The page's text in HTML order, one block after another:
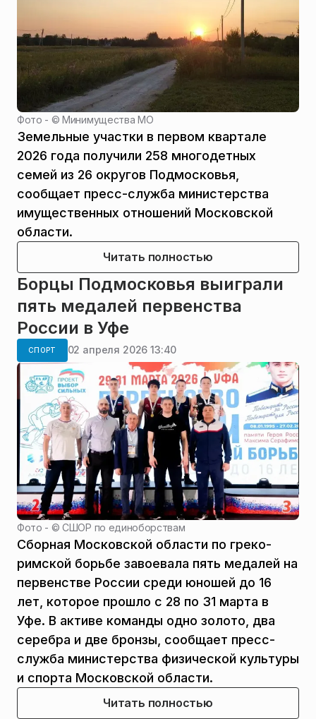
Фото - ©Минимущества МО
Земельные участки в первом квартале
2026 года получили 258 многодетных
семей из 26 округов Подмосковья,
сообщает пресс-служба министерства
имущественных отношений Московской
области.
Читать полностью
Борцы Подмосковья выиграли
пять медалей первенства
России в Уфе
СПОРТ 02 апреля 2026 13:40
Фото - ©СШОР по единоборствам
Сборная Московской области по греко-
римской борьбе завоевала пять медалей на
первенстве России среди юношей до 16
лет, которое прошло с 28 по 31 марта в
Уфе. В активе команды одно золото, два
серебра и две бронзы, сообщает пресс-
служба министерства физической культуры
и спорта Московской области.
Читать полностью